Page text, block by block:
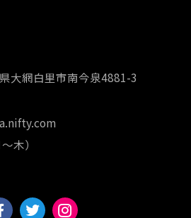
大網白里市南今泉4881-3
木）